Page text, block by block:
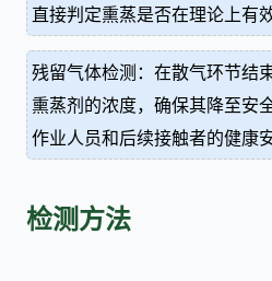
直接判定熏蒸是否在理论上有效
残留气体检测：在散气环节结
熏蒸剂的浓度，确保其降至安
作业人员和后续接触者的健康安
检测方法